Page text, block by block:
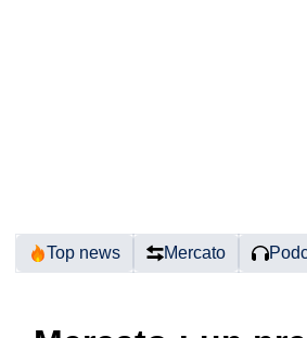
Top news Mercato